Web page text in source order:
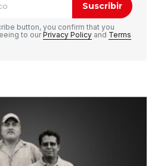
*
Suscribir
button, you confirm that you
to ourPrivacy Policy and Terms